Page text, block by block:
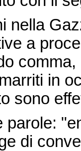
a
in
sono
di